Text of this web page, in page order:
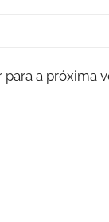
a próxima